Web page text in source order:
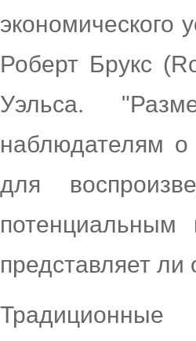
экономического
Роберт Брукс
Уэльса.
наблюдателям о
для
представляет ли
Традиционные